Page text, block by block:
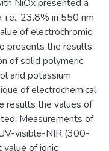
NiOx presented a
i.e., 23.8% in 550 nm
of electrochromic
presents the results
of solid polymeric
and potassium
of electrochemical
results the values of
Measurements of
visible-NIR (300-
of ionic